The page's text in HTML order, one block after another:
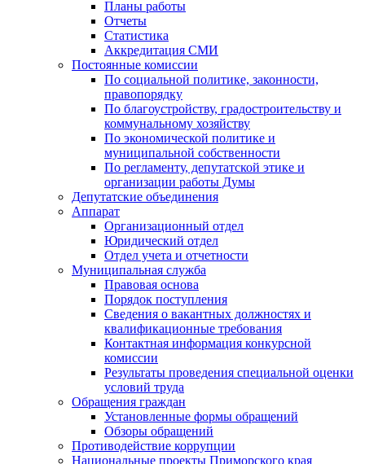
Планы работы
Отчеты
Статистика
Аккредитация СМИ
Постоянные комиссии
По социальной политике, законности,
правопорядку
По благоустройству, градостроительству и
коммунальному хозяйству
По экономической политике и
муниципальной собственности
По регламенту, депутатской этике и
организации работы Думы
Депутатские объединения
Аппарат
Организационный отдел
Юридический отдел
Отдел учета и отчетности
Муниципальная служба
Правовая основа
Порядок поступления
Сведения о вакантных должностях и
квалификационные требования
Контактная информация конкурсной
комиссии
Результаты проведения специальной оценки
условий труда
Обращения граждан
Установленные формы обращений
Обзоры обращений
Противодействие коррупции
Национальные проекты Приморского края